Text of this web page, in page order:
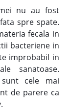
nu au fost
spre spate.
fecala in
bacteriene in
improbabil in
sanatoase.
cele mai
de parere ca